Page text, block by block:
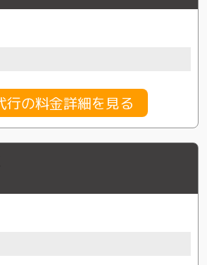
行の料金詳細を見る